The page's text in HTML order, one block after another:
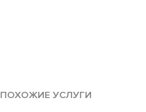
ПОХОЖИЕ УСЛУГИ